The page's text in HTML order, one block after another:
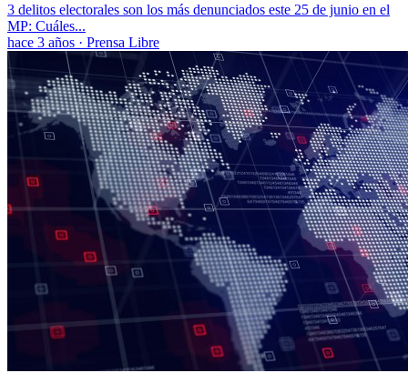
3 delitos electorales son los más denunciados este 25 de junio en el
MP: Cuáles...
hace 3 años · Prensa Libre